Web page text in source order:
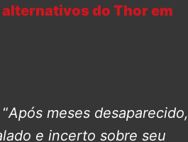
do Thor em
Após meses desaparecido,
e incerto sobre seu